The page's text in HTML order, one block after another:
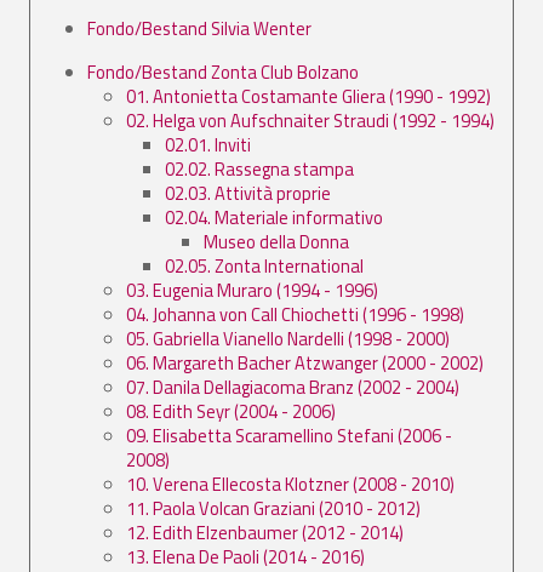
Fondo/Bestand Silvia Wenter
Fondo/Bestand Zonta Club Bolzano
01. Antonietta Costamante Gliera (1990 - 1992)
02. Helga von Aufschnaiter Straudi (1992 - 1994)
02.01. Inviti
02.02. Rassegna stampa
02.03. Attività proprie
02.04. Materiale informativo
Museo della Donna
02.05. Zonta International
03. Eugenia Muraro (1994 - 1996)
04. Johanna von Call Chiochetti (1996 - 1998)
05. Gabriella Vianello Nardelli (1998 - 2000)
06. Margareth Bacher Atzwanger (2000 - 2002)
07. Danila Dellagiacoma Branz (2002 - 2004)
08. Edith Seyr (2004 - 2006)
09. Elisabetta Scaramellino Stefani (2006 -
2008)
10. Verena Ellecosta Klotzner (2008 - 2010)
11. Paola Volcan Graziani (2010 - 2012)
12. Edith Elzenbaumer (2012 - 2014)
13. Elena De Paoli (2014 - 2016)